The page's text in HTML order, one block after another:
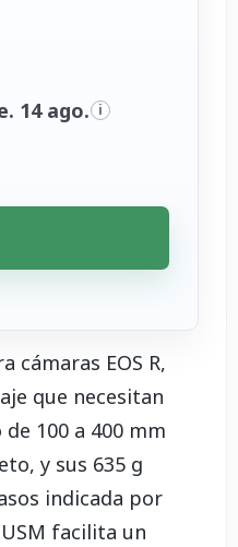
14 ago. i
cámaras EOS R,
que necesitan
100 a 400 mm
y sus 635 g
indicada por
facilita un